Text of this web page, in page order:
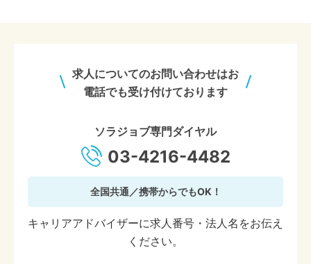
求人についてのお問い合わせはお
電話でも受け付けております
ソラジョブ専門ダイヤル
03-4216-4482
全国共通／携帯からでもOK！
キャリアアドバイザーに求人番号・法人名をお伝え
ください。